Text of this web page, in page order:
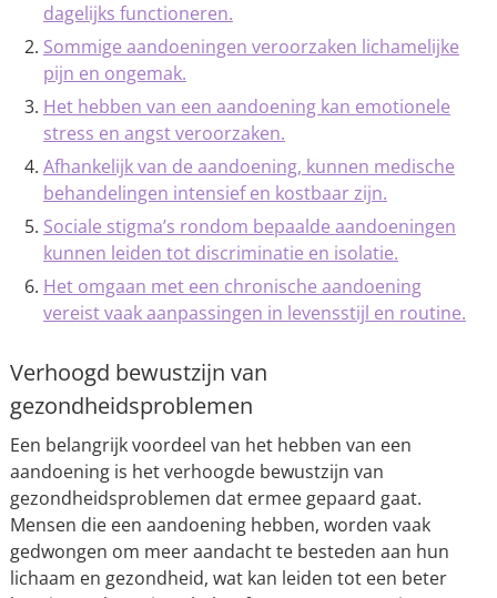
dagelijks functioneren.
Sommige aandoeningen veroorzaken lichamelijke
pijn en ongemak.
Het hebben van een aandoening kan emotionele
stress en angst veroorzaken.
Afhankelijk van de aandoening, kunnen medische
behandelingen intensief en kostbaar zijn.
Sociale stigma’s rondom bepaalde aandoeningen
kunnen leiden tot discriminatie en isolatie.
Het omgaan met een chronische aandoening
vereist vaak aanpassingen in levensstijl en routine.
Verhoogd bewustzijn van
gezondheidsproblemen
Een belangrijk voordeel van het hebben van een
aandoening is het verhoogde bewustzijn van
gezondheidsproblemen dat ermee gepaard gaat.
Mensen die een aandoening hebben, worden vaak
gedwongen om meer aandacht te besteden aan hun
lichaam en gezondheid, wat kan leiden tot een beter